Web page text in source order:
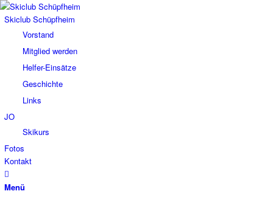
Skiclub Schüpfheim
Vorstand
Mitglied werden
Helfer-Einsätze
Geschichte
Links
JO
Skikurs
Fotos
Kontakt
Menü